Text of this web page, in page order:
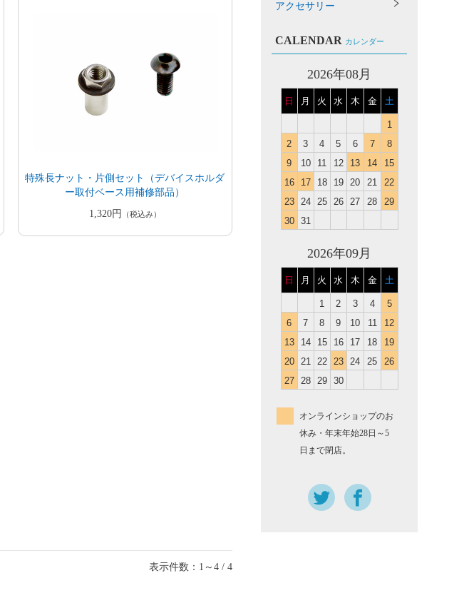
特殊長ナット・片側セット（デバイスホルダ
ー取付ベース用補修部品）
1,320円
（税込み）
表示件数：1～4 / 4
アクセサリー
CALENDAR カレンダー
2026年08月
日 月 火 水 木 金 土
1
2
3 4 5 6 7
8
9
10 11 12 13 14
15
16
17 18 19 20 21
22
23
24 25 26 27 28
29
30
31
2026年09月
日 月 火 水 木 金 土
1 2 3 4
5
6
7 8 9 10 11
12
13
14 15 16 17 18
19
20
21 22 23 24 25
26
27
28 29 30
オンラインショップのお
休み・年末年始28日～5
日まで閉店。